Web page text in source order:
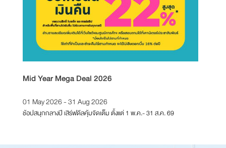
Mid Year Mega Deal 2026
01 May 2026 - 31 Aug 2026
ช้อปสนุกกลางปี เสิร์ฟดีลคุ้มจัดเต็ม ตั้งแต่ 1 พ.ค.- 31 ส.ค. 69